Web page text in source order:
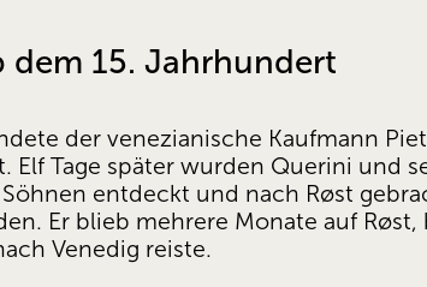
dem 15. Jahrhundert
der venezianische Kaufmann
Elf Tage später wurden Querini und
Söhnen entdeckt und nach Røst
Er blieb mehrere Monate auf
Venedig reiste.